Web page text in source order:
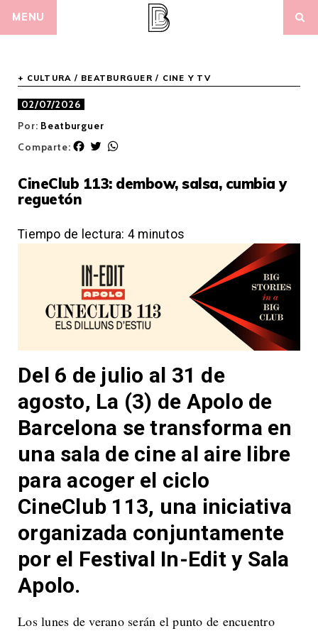
MENU
+ CULTURA / BEATBURGUER / CINE Y TV
02/07/2026
Por: Beatburguer
Comparte:
F
e
o
k
T
t
r
t
p
p
CineClub 113: dembow, salsa, cumbia y
reguetón
Tiempo de lectura: 4 minutos
Del 6 de julio al 31 de
agosto, La (3) de Apolo de
Barcelona se transforma en
una sala de cine al aire libre
para acoger el ciclo
CineClub 113, una iniciativa
organizada conjuntamente
por el Festival In-Edit y Sala
Apolo.
Los lunes de verano serán el punto de encuentro